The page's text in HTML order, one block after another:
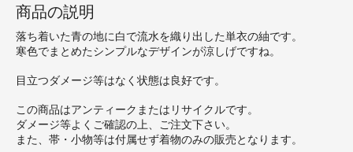
商品の説明
落ち着いた青の地に白で流水を織り出した単衣の紬です。
寒色でまとめたシンプルなデザインが涼しげですね。
目立つダメージ等はなく状態は良好です。
この商品はアンティークまたはリサイクルです。
ダメージ等よくご確認の上、ご注文下さい。
また、帯・小物等は付属せず着物のみの販売となります。